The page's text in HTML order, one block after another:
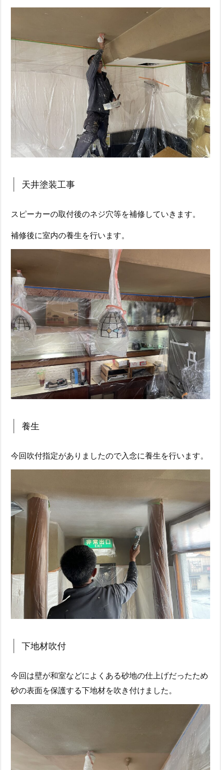
天井塗装工事
スピーカーの取付後のネジ穴等を補修していきます。
補修後に室内の養生を行います。
養生
今回吹付指定がありましたので入念に養生を行います。
下地材吹付
今回は壁が和室などによくある砂地の仕上げだったため
砂の表面を保護する下地材を吹き付けました。